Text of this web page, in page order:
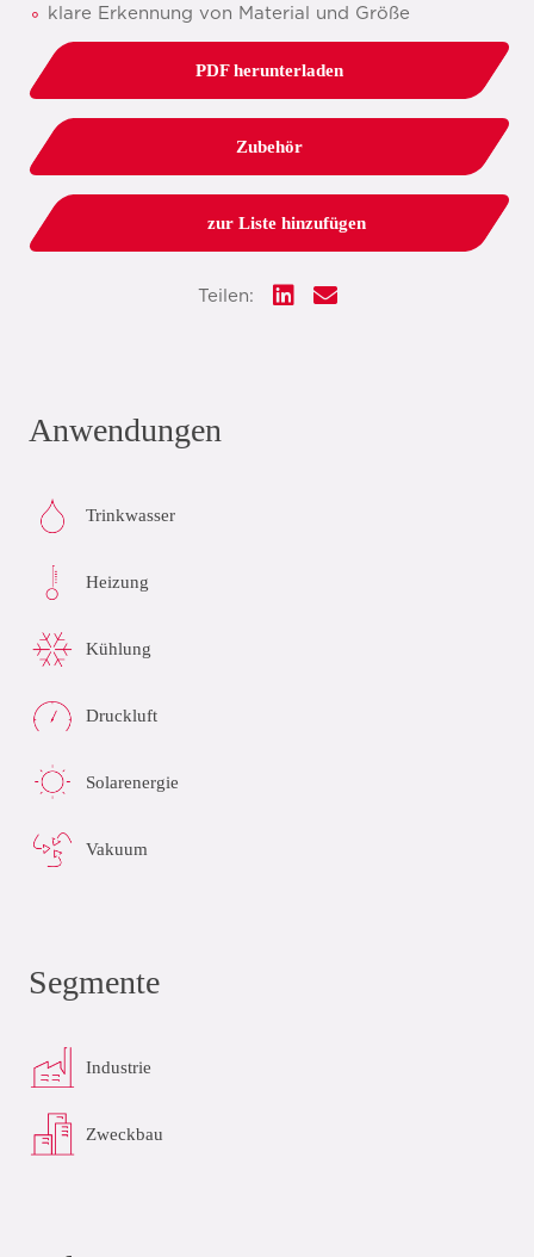
klare Erkennung von Material und Größe
PDF herunterladen
Zubehör
zur Liste hinzufügen
Teilen:
Anwendungen
Trinkwasser
Heizung
Kühlung
Druckluft
Solarenergie
Vakuum
Segmente
Industrie
Zweckbau